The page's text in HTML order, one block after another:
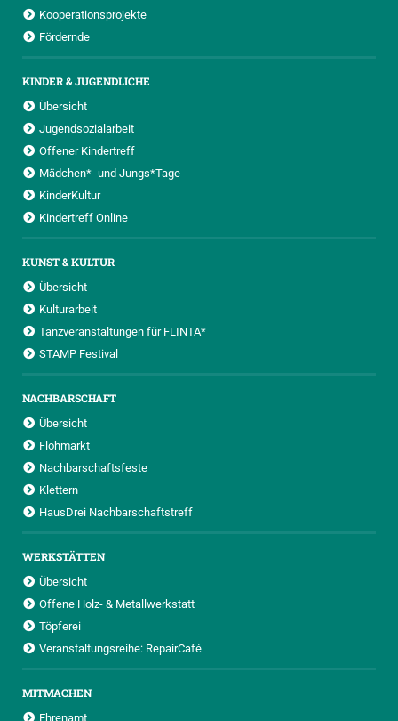
Kooperationsprojekte
Fördernde
KINDER & JUGENDLICHE
Übersicht
Jugendsozialarbeit
Offener Kindertreff
Mädchen*- und Jungs*Tage
KinderKultur
Kindertreff Online
KUNST & KULTUR
Übersicht
Kulturarbeit
Tanzveranstaltungen für FLINTA*
STAMP Festival
NACHBARSCHAFT
Übersicht
Flohmarkt
Nachbarschaftsfeste
Klettern
HausDrei Nachbarschaftstreff
WERKSTÄTTEN
Übersicht
Offene Holz- & Metallwerkstatt
Töpferei
Veranstaltungsreihe: RepairCafé
MITMACHEN
Ehrenamt